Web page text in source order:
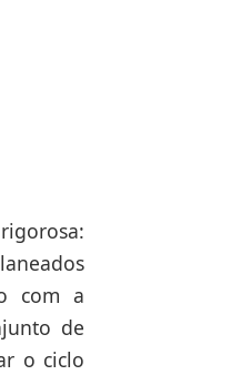
com a
de
o ciclo